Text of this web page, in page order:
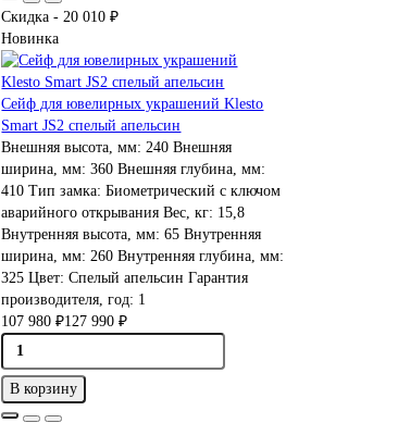
Скидка - 20 010 ₽
Новинка
Сейф для ювелирных украшений Klesto
Smart JS2 спелый апельсин
Внешняя высота, мм:240 Внешняя
ширина, мм:360 Внешняя глубина, мм:
410 Тип замка:Биометрический с ключом
аварийного открывания Вес, кг: 15,8
Внутренняя высота, мм:65 Внутренняя
ширина, мм:260 Внутренняя глубина, мм:
325 Цвет:Спелый апельсин Гарантия
производителя, год: 1
107 980 ₽127 990 ₽
В корзину